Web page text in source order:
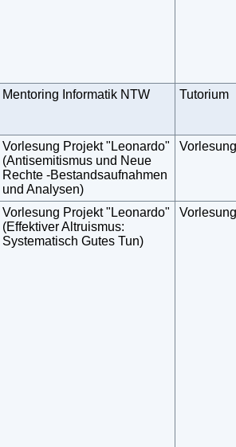
Mentoring Informatik NTW Tutorium
Vorlesung Projekt "Leonardo"
(Antisemitismus und Neue
Rechte -Bestandsaufnahmen
und Analysen)
Vorlesung
Vorlesung Projekt "Leonardo"
(Effektiver Altruismus:
Systematisch Gutes Tun)
Vorlesung